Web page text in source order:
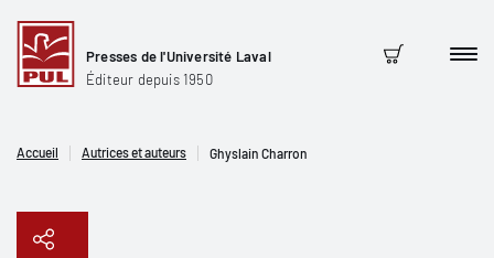
Presses de l'Université Laval
Éditeur depuis 1950
Panier
Accueil Autrices et auteurs Ghyslain Charron